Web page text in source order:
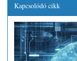
Kapcsolódó cikk